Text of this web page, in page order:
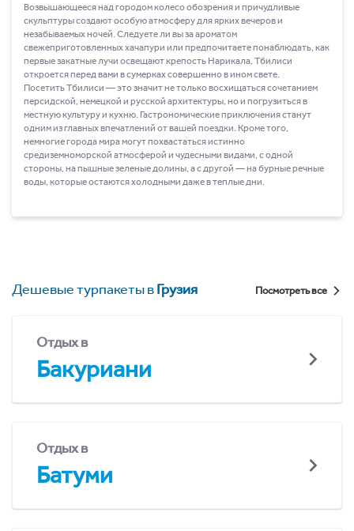
Возвышающееся над городом колесо обозрения и причудливые
скульптуры создают особую атмосферу для ярких вечеров и
незабываемых ночей. Следуете ли вы за ароматом
свежеприготовленных хачапури или предпочитаете понаблюдать, как
первые закатные лучи освещают крепость Нарикала, Тбилиси
откроется перед вами в сумерках совершенно в ином свете.
Посетить Тбилиси ― это значит не только восхищаться сочетанием
персидской, немецкой и русской архитектуры, но и погрузиться в
местную культуру и кухню. Гастрономические приключения станут
одним из главных впечатлений от вашей поездки. Кроме того,
немногие города мира могут похвастаться истинно
средиземноморской атмосферой и чудесными видами, с одной
стороны, на пышные зеленые долины, а с другой ― на бурные речные
воды, которые остаются холодными даже в теплые дни.
Дешевые турпакеты вГрузия Посмотреть все
Отдых в
Бакуриани
Отдых в
Батуми